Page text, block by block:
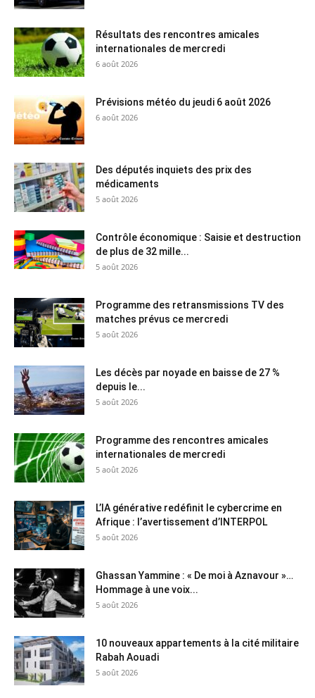
Résultats des rencontres amicales
internationales de mercredi
6 août 2026
Prévisions météo du jeudi 6 août 2026
6 août 2026
Des députés inquiets des prix des
médicaments
5 août 2026
Contrôle économique : Saisie et destruction
de plus de 32 mille...
5 août 2026
Programme des retransmissions TV des
matches prévus ce mercredi
5 août 2026
Les décès par noyade en baisse de 27 %
depuis le...
5 août 2026
Programme des rencontres amicales
internationales de mercredi
5 août 2026
L’IA générative redéfinit le cybercrime en
Afrique : l’avertissement d’INTERPOL
5 août 2026
Ghassan Yammine : « De moi à Aznavour »…
Hommage à une voix...
5 août 2026
10 nouveaux appartements à la cité militaire
Rabah Aouadi
5 août 2026